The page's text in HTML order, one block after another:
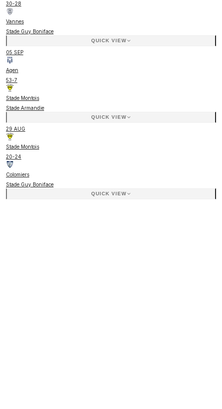
30-28
Vannes
Stade Guy Boniface
QUICK VIEW
05 SEP
Agen
53-7
Stade Montois
Stade Armandie
QUICK VIEW
29 AUG
Stade Montois
20-24
Colomiers
Stade Guy Boniface
QUICK VIEW